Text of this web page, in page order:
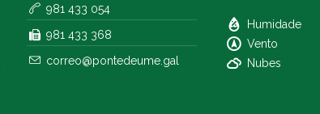
981 433 054
981 433 368
correo@pontedeume.gal
Humidade
Vento
Nubes